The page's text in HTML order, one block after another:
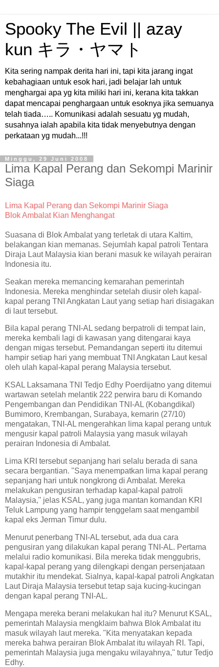
Spooky The Evil || azay
kun キラ・ヤマト
Kita sering nampak derita hari ini, tapi kita jarang ingat
kebahagiaan untuk esok hari, jadi belajar lah untuk
menghargai apa yg kita miliki hari ini, kerana kita takkan
dapat mencapai penghargaan untuk esoknya jika semuanya
telah tiada….. Komunikasi adalah sesuatu yg mudah,
susahnya ialah apabila kita tidak menyebutnya dengan
perkataan yg mudah...!!!
Minggu, 29 Juni 2008
Lima Kapal Perang dan Sekompi Marinir
Siaga
Lima Kapal Perang dan Sekompi Marinir Siaga
Blok Ambalat Kian Menghangat
Suasana di Blok Ambalat yang terletak di utara Kaltim,
belakangan kian memanas. Sejumlah kapal patroli Tentara
Diraja Laut Malaysia kian berani masuk ke wilayah perairan
Indonesia itu.
Seakan mereka memancing kemarahan pemerintah
Indonesia. Mereka menghindar setelah diusir oleh kapal-
kapal perang TNI Angkatan Laut yang setiap hari disiagakan
di laut tersebut.
Bila kapal perang TNI-AL sedang berpatroli di tempat lain,
mereka kembali lagi di kawasan yang ditengarai kaya
dengan migas tersebut. Pemandangan seperti itu ditemui
hampir setiap hari yang membuat TNI Angkatan Laut kesal
oleh ulah kapal-kapal perang Malaysia tersebut.
KSAL Laksamana TNI Tedjo Edhy Poerdijatno yang ditemui
wartawan setelah melantik 222 perwira baru di Komando
Pengembangan dan Pendidikan TNI-AL (Kobangdikal)
Bumimoro, Krembangan, Surabaya, kemarin (27/10)
mengatakan, TNI-AL mengerahkan lima kapal perang untuk
mengusir kapal patroli Malaysia yang masuk wilayah
perairan Indonesia di Ambalat.
Lima KRI tersebut sepanjang hari selalu berada di sana
secara bergantian. "Saya menempatkan lima kapal perang
sepanjang hari untuk nongkrong di Ambalat. Mereka
melakukan pengusiran terhadap kapal-kapal patroli
Malaysia,'' jelas KSAL, yang juga mantan komandan KRI
Teluk Lampung yang hampir tenggelam saat mengambil
kapal eks Jerman Timur dulu.
Menurut penerbang TNI-AL tersebut, ada dua cara
pengusiran yang dilakukan kapal perang TNI-AL. Pertama
melalui radio komunikasi. Bila mereka tidak menggubris,
kapal-kapal perang yang dilengkapi dengan persenjataan
mutakhir itu mendekat. Sialnya, kapal-kapal patroli Angkatan
Laut Diraja Malaysia tersebut tetap saja kucing-kucingan
dengan kapal perang TNI-AL.
Mengapa mereka berani melakukan hal itu? Menurut KSAL,
pemerintah Malaysia mengklaim bahwa Blok Ambalat itu
masuk wilayah laut mereka. "Kita menyatakan kepada
mereka bahwa perairan Blok Ambalat itu wilayah RI. Tapi,
pemerintah Malaysia juga mengaku wilayahnya,'' tutur Tedjo
Edhy.